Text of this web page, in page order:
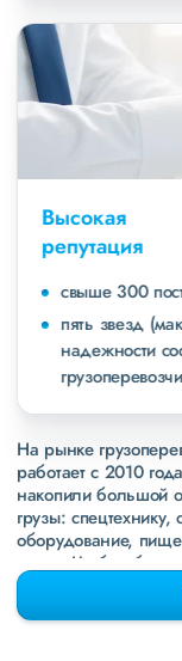
Высокая
репутация
свыше 300
пять звезд
надежности
На рынке
работает с 2010
накопили большой
грузы:
оборудование,
грузы. Чтобы
свежие примеры
раз в неделю.
направления вДНР